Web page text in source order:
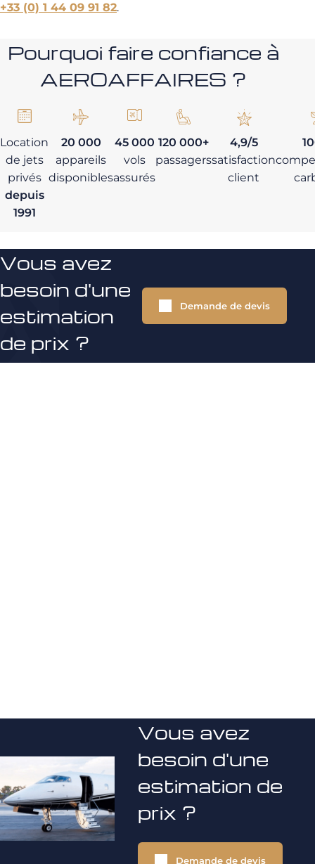
+33 (0) 1 44 09 91 82.
Pourquoi faire confiance à
AEROAFFAIRES ?
Location
de jets
privés
depuis
1991
20 000
appareils
disponibles
45 000
vols
assurés
120 000+
passagers
4,9/5
satisfaction
client
Vous avez
besoin d'une
estimation
de prix ?
Demande de devis
Vous avez
besoin d'une
estimation de
prix ?
Demande de devis